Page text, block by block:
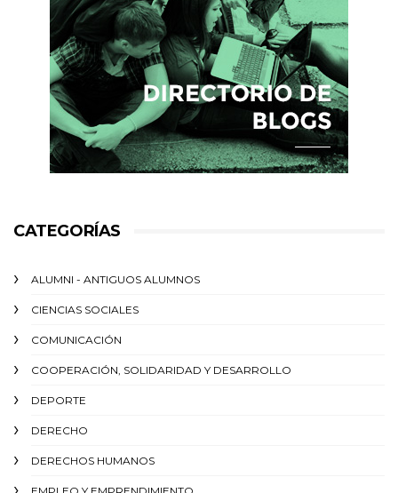
CATEGORÍAS
ALUMNI - ANTIGUOS ALUMNOS
CIENCIAS SOCIALES
COMUNICACIÓN
COOPERACIÓN, SOLIDARIDAD Y DESARROLLO
DEPORTE
DERECHO
DERECHOS HUMANOS